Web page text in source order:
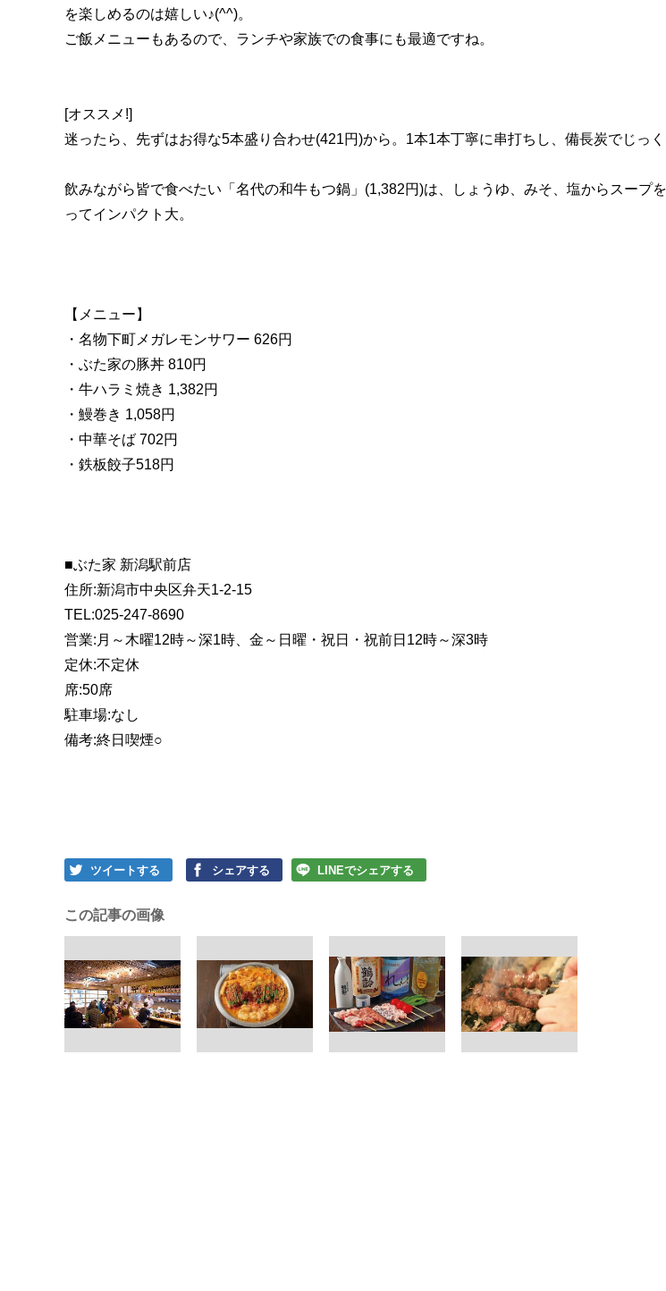
を楽しめるのは嬉しい♪(^^)。
ご飯メニューもあるので、ランチや家族での食事にも最適ですね。
[オススメ!]
迷ったら、先ずはお得な5本盛り合わせ(421円)から。1本1本丁寧に串打ちし、備長炭でじっく
飲みながら皆で食べたい「名代の和牛もつ鍋」(1,382円)は、しょうゆ、みそ、塩からスープ
ってインパクト大。
【メニュー】
・名物下町メガレモンサワー 626円
・ぶた家の豚丼 810円
・牛ハラミ焼き 1,382円
・鰻巻き 1,058円
・中華そば 702円
・鉄板餃子518円
■ぶた家 新潟駅前店
住所:新潟市中央区弁天1-2-15
TEL:025-247-8690
営業:月～木曜12時～深1時、金～日曜・祝日・祝前日12時～深3時
定休:不定休
席:50席
駐車場:なし
備考:終日喫煙○
ツイートする シェアする LINEでシェアする
この記事の画像